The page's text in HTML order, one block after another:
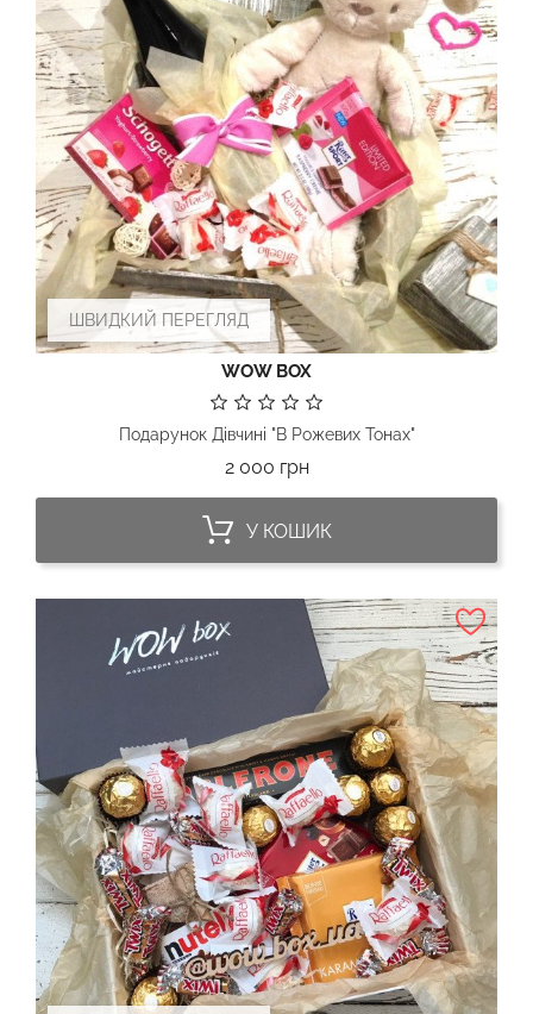
ШВИДКИЙ ПЕРЕГЛЯД
WOW BOX
Подарунок Дівчині "В Рожевих Тонах"
2 000 грнЦіна
У КОШИК